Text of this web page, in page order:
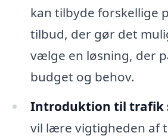
kan tilbyde forskellige
tilbud, der gør det
vælge en løsning, der
budget og behov.
Introduktion til trafik
vil lære vigtigheden af